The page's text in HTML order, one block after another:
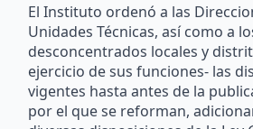
El Instituto ordenó a las
Unidades Técnicas, así como a
desconcentrados locales y
ejercicio de sus funciones- las
vigentes hasta antes de la
por el que se reforman,